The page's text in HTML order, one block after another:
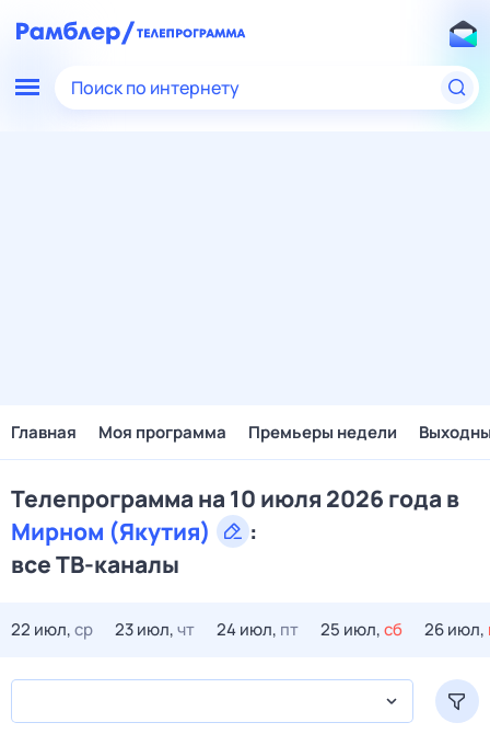
Поиск по интернету
Главная Моя программа Премьеры недели
Телепрограмма на 10 июля 2026 года в
Мирном (Якутия)
:
все ТВ-каналы
22 июл,ср 23 июл,чт 24 июл, пт 25 июл,сб 26 июл,